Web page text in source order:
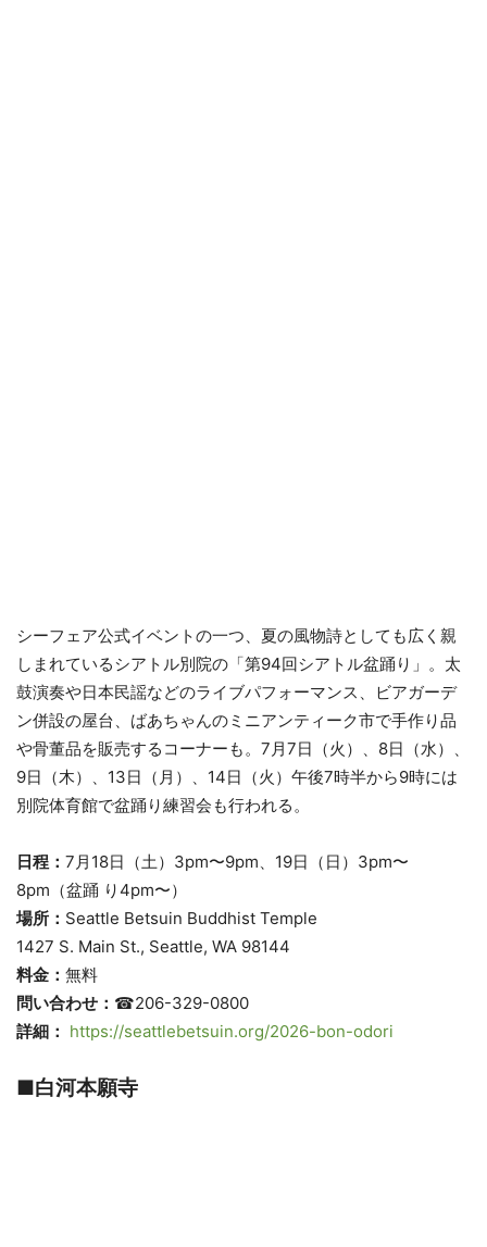
シーフェア公式イベントの一つ、夏の風物詩としても広く親
しまれているシアトル別院の「第94回シアトル盆踊り」。太
鼓演奏や日本民謡などのライブパフォーマンス、ビアガーデ
ン併設の屋台、ばあちゃんのミニアンティーク市で手作り品
や骨董品を販売するコーナーも。7月7日（火）、8日（水）、
9日（木）、13日（月）、14日（火）午後7時半から9時には
別院体育館で盆踊り練習会も行われる。
日程： 7月18日（土）3pm〜9pm、19日（日）3pm〜
8pm（盆踊 り4pm〜）
場所： Seattle Betsuin Buddhist Temple
1427 S. Main St., Seattle, WA 98144
料金： 無料
問い合わせ： ☎206-329-0800
詳細： https://seattlebetsuin.org/2026-bon-odori
■白河本願寺